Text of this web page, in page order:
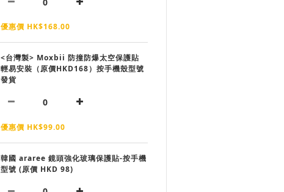
優惠價 HK$168.00
<台灣製> Moxbii 防撞防爆太空保護貼
輕易安裝（原價HKD168）按手機殼型號
發貨
優惠價 HK$99.00
韓國 araree 鏡頭強化玻璃保護貼-按手機
型號 (原價 HKD 98)